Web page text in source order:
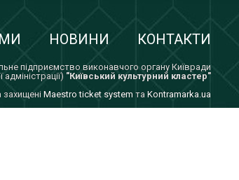
НОВИНИ КОНТАКТИ
підприємство виконавчого органу Київради
"Київський культурний кластер"
захищенiMaestro ticket system та Kontramarka.ua